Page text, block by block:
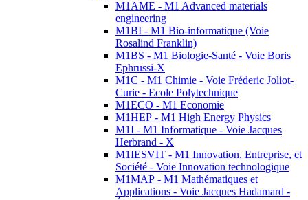
M1AME - M1 Advanced materials
engineering
M1BI - M1 Bio-informatique (Voie
Rosalind Franklin)
M1BS - M1 Biologie-Santé - Voie Boris
Ephrussi-X
M1C - M1 Chimie - Voie Fréderic Joliot-
Curie - Ecole Polytechnique
M1ECO - M1 Economie
M1HEP - M1 High Energy Physics
M1I - M1 Informatique - Voie Jacques
Herbrand - X
M1IESVIT - M1 Innovation, Entreprise, et
Société - Voie Innovation technologique
M1MAP - M1 Mathématiques et
Applications - Voie Jacques Hadamard -